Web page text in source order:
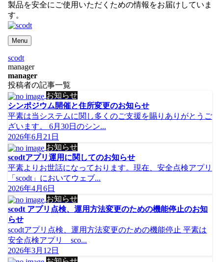
製品を安全にご使用いただくための情報をお届けしていま
す。
Menu
scodt
manager
manager
投稿者の記事一覧
お知らせ
シンポジウム開催と住所変更のお知らせ
平素は当システムに関し多くのご支援を賜りありがとうご
ざいます。 6月30日のシン...
2026年6月21日
お知らせ
scodtアプリ運用に関してのお知らせ
平素よりお世話になっております。現在、安全点検アプリ
「scodt」においてウェブ...
2026年4月6日
お知らせ
scodt アプリ点検、運用方法変更のための機能停止のお知
らせ
scodtアプリ点検、運用方法変更のための機能停止 平素は
安全点検アプリ sco...
2026年3月12日